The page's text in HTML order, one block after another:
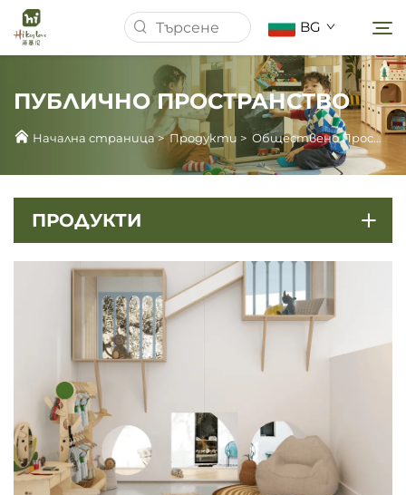
BG
Начална страница
За Нас
Продукти
Изтегляне
Свържете Се с Нас
ПУБЛИЧНО ПРОСТРАНСТВО
Начална страница>Продукти > Обществено Пространство
ПРОДУКТИ